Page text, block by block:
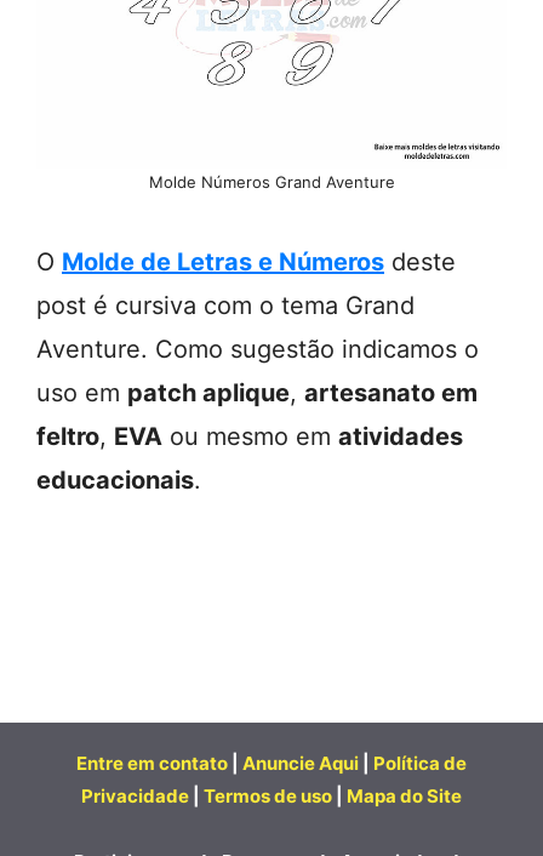
Molde Números Grand Aventure
O Molde de Letras e Números deste
post é cursiva com o tema Grand
Aventure. Como sugestão indicamos o
uso em patch aplique, artesanato em
feltro, EVA ou mesmo em atividades
educacionais.
Entre em contato Anuncie Aqui
Política de
Privacidade
Termos de uso Mapa do Site